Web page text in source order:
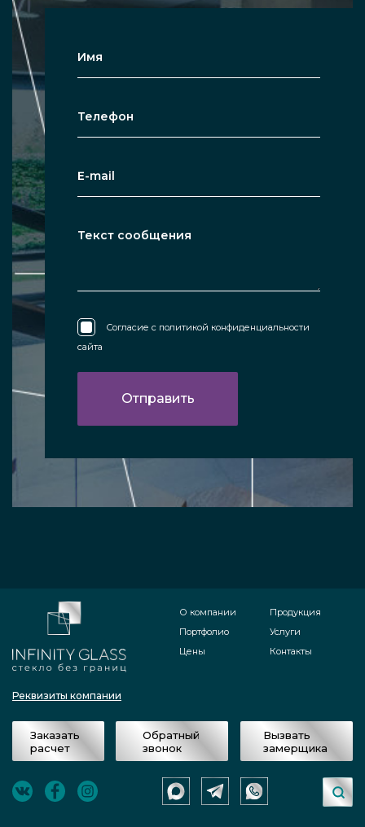
Согласие с политикой конфиденциальности
сайта
Реквизиты компании
О компании
Портфолио
Цены
Продукция
Услуги
Контакты
Заказать
расчет
Обратный
звонок
Вызвать
замерщика